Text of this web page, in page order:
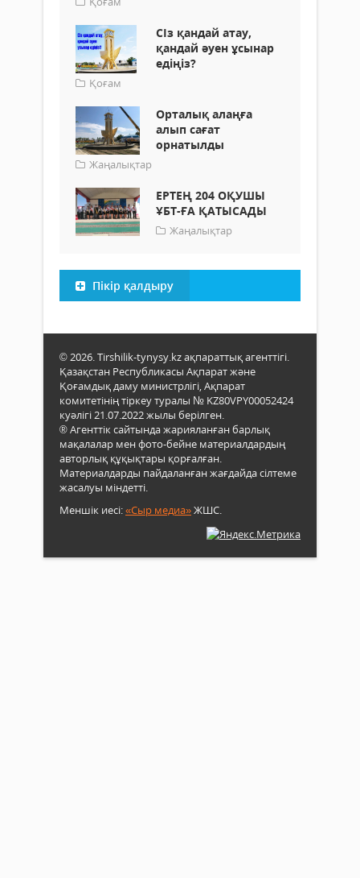
СІз қандай атау,
қандай әуен ұсынар
едіңіз?
Қоғам
Орталық алаңға
алып сағат
орнатылды
Жаңалықтар
ЕРТЕҢ 204 ОҚУШЫ
ҰБТ-ҒА ҚАТЫСАДЫ
Жаңалықтар
Пікір қалдыру
© 2026. Tirshilik-tynysy.kz ақпараттық агенттігі.
Қазақстан Республикасы Ақпарат және
Қоғамдық даму министрлігі, Ақпарат
комитетінің тіркеу туралы № KZ80VPY00052424
куәлігі 21.07.2022 жылы берілген.
® Агенттік сайтында жарияланған барлық
мақалалар мен фото-бейне материалдардың
авторлық құқықтары қорғалған.
Материалдарды пайдаланған жағдайда сілтеме
жасалуы міндетті.
Меншік иесі:«Сыр медиа»ЖШС.